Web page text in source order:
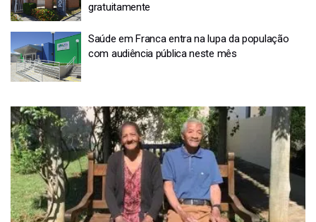
gratuitamente
Saúde em Franca entra na lupa da população
com audiência pública neste mês